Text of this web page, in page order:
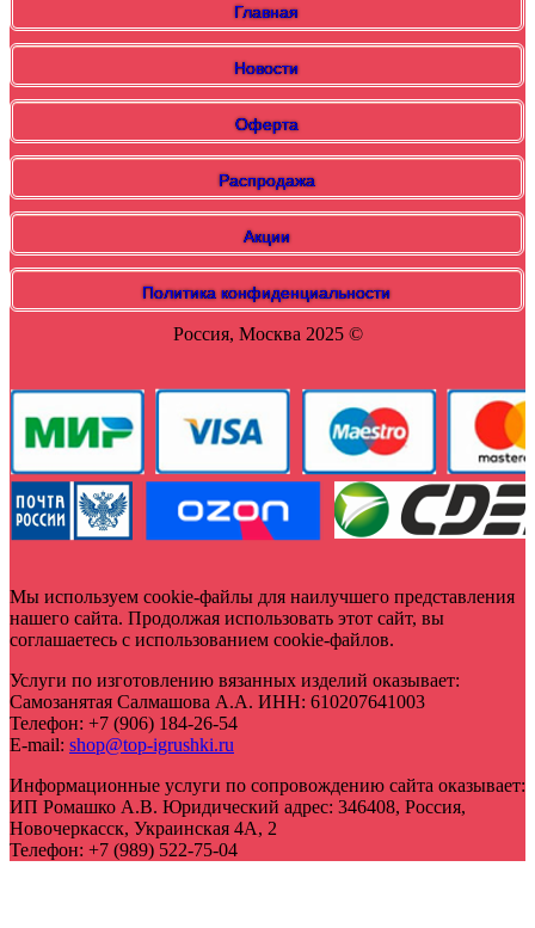
Главная
Новости
Оферта
Распродажа
Акции
Политика конфиденциальности
Россия, Москва 2025 ©
Мы используем cookie-файлы для наилучшего представления
нашего сайта. Продолжая использовать этот сайт, вы
соглашаетесь с использованием cookie-файлов.
Услуги по изготовлению вязанных изделий оказывает:
Самозанятая Салмашова А.А. ИНН: 610207641003
Телефон: +7 (906) 184-26-54
E-mail: shop@top-igrushki.ru
Информационные услуги по сопровождению сайта оказывает:
ИП Ромашко А.В. Юридический адрес: 346408, Россия,
Новочеркасск, Украинская 4А, 2
Телефон: +7 (989) 522-75-04